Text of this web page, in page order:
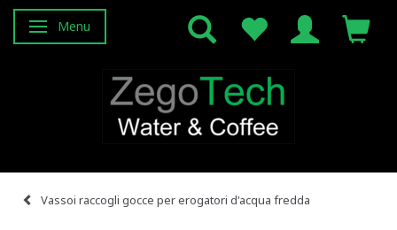
Attiva/disattiva navigazione
Menu
Vassoi raccogli gocce per erogatori d'acqua fredda